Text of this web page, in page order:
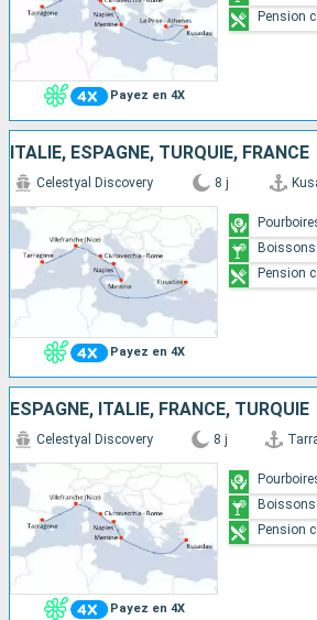
Payez en 4X
Pension
ITALIE, ESPAGNE, TURQUIE, FRANCE
Payez en 4X
Celestyal Discovery 8 j
Pension
ESPAGNE, ITALIE, FRANCE, TURQUIE
Payez en 4X
Celestyal Discovery 8 j
Pension